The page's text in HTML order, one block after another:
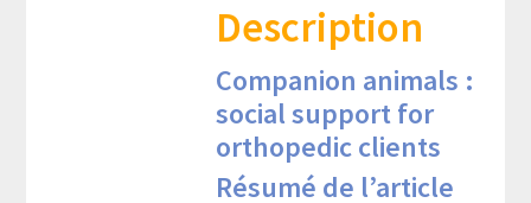
Description
Companion animals :
social support for
orthopedic clients
Résumé de l’article